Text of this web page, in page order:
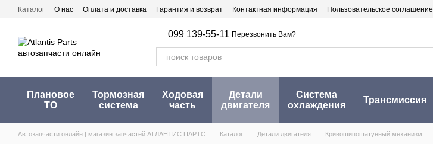
Перейти к основному контенту
Каталог О нас Оплата и доставка Гарантия и возврат Контактная информация Пользовательское соглашение
099 139-55-11 Перезвонить Вам?
Плановое
ТО
Тормозная
система
Ходовая
часть
Детали
двигателя
Система
охлаждения
Трансмиссия
Автозапчасти онлайн | магазин запчастей АТЛАНТИС ПАРТС Каталог Детали двигателя Кривошипошатунный механизм